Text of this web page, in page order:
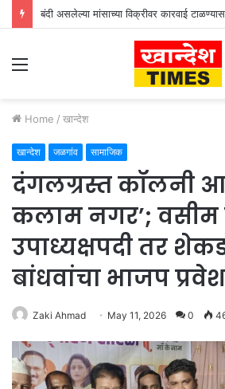
बंदी असलेल्या मांसाच्या विक्रीवर कारवाई
Menu
Home / खान्देश
खान्देश जळगांव सामाजिक
दंगलग्रस्त कॉलनी
कलाम नगर’; वसीम
उपाध्यक्षपदी तर
बांधवांचा भाजप प्रवेश
Zaki Ahmad May 11, 2026 0